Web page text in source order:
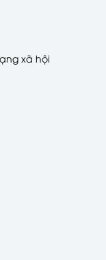
xã hội